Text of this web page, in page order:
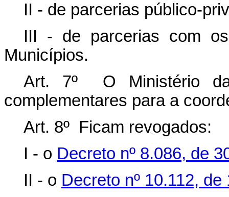
II - de parcerias público-
III - de parcerias com
Municípios.
Art. 7º O Ministério
complementares para a
Art. 8º Ficam revogados:
I - o Decreto nº 8.086, de
II - o Decreto nº 10.112,